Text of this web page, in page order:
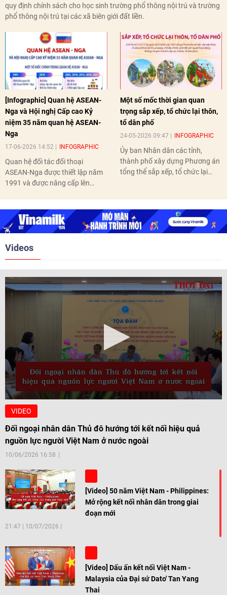
quy định chính sách cho học sinh trường phổ thông nội trú và trường
phổ thông nội trú tại các xã biên giới đất liền.
[Infographic] Quan hệ ASEAN-
Nga và Hội nghị Cấp cao Kỷ
niệm 35 năm quan hệ ASEAN-
Nga
17-06-2026 14:52 INFOGRAPHIC
Quan hệ đối tác đối thoại
ASEAN-Nga được thiết lập năm
1991 và được nâng cấp lên
nghị Cấp cao vào các năm 2005,
2010, 2016, 2018, 2021.
Một số mốc thời gian quan
trọng sắp xếp, tổ chức lại thôn,
tổ dân phố
24-05-2026 09:47 INFOGRAPHIC
Ủy ban Nhân dân các tỉnh,
thành phố xây dựng Phương án
tổng thể sắp xếp, tổ chức lại
Videos
VIDEO
Đối ngoại nhân dân Thủ đô hướng tới kết nối hiệu quả
nguồn lực người Việt Nam ở nước ngoài
10/06/2026 16:58
[Video] 50 năm Việt Nam - Philippines:
Mở rộng kết nối nhân dân trong giai
đoạn mới
21:47 10/07/2026
[Video] Dấu ấn kết nối Việt Nam -
Malaysia của Đại sứ Dato' Tan Yang
Thai